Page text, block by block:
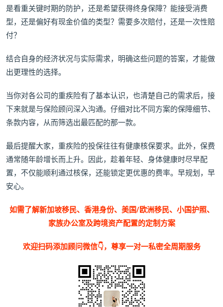
是看重关键时期的防护，还是希望获得终身保障？能接受消费
型，还是偏好有现金价值的类型？需要多次赔付，还是一次性赔
付？
结合自身的经济状况与实际需求，明确这些问题的答案，才能做
出更理性的选择。
当你对各公司的重疾险有了基本认识，也清楚自己的需求后，接
下来就是与保险顾问深入沟通。仔细对比不同方案的保障细节、
条款内容，从而筛选出最匹配的那一款。
最后提醒大家，重疾险的投保往往有健康核保要求。此外，保费
通常随年龄增长而上升。因此，趁着年轻、身体健康时尽早配
置，不仅能顺利通过核保，还能锁定更优惠的费率。早规划，早
安心。
如需了解新加坡移民、香港身份、美国/欧洲移民、小国护照、
家族办公室及跨境资产配置的定制方案
欢迎扫码添加顾问微信👇，尊享一对一私密全周期服务